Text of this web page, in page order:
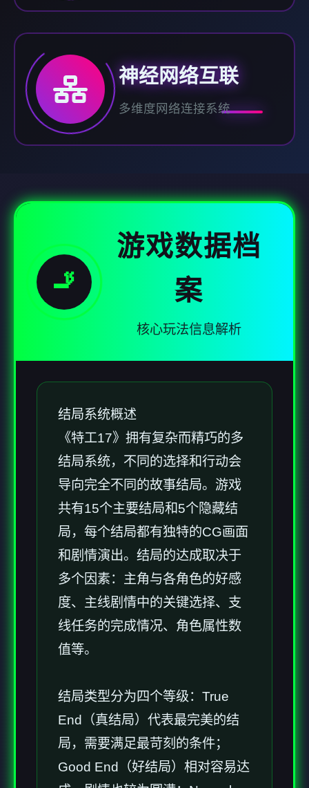
神经网络互联
多维度网络连接系统
🚬
游戏数据档
案
核心玩法信息解析
结局系统概述
《特工17》拥有复杂而精巧的多
结局系统，不同的选择和行动会
导向完全不同的故事结局。游戏
共有15个主要结局和5个隐藏结
局，每个结局都有独特的CG画面
和剧情演出。结局的达成取决于
多个因素：主角与各角色的好感
度、主线剧情中的关键选择、支
线任务的完成情况、角色属性数
值等。
结局类型分为四个等级：True
End（真结局）代表最完美的结
局，需要满足最苛刻的条件；
Good End（好结局）相对容易达